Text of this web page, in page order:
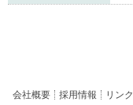
会社概要 採用情報 リンク